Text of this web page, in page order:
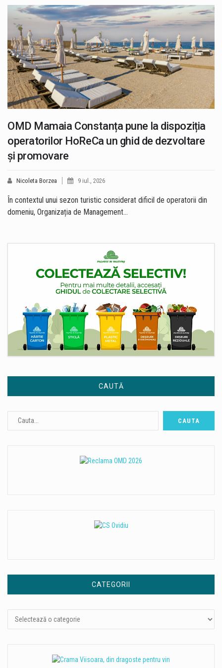
OMD Mamaia Constanța pune la dispoziția
operatorilor HoReCa un ghid de dezvoltare
și promovare
Nicoleta Borzea 9 iul., 2026
În contextul unui sezon turistic considerat dificil de operatorii din
domeniu, Organizația de Management…
CAUTĂ
CATEGORII